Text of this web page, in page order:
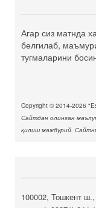
Агар сиз матнда
белгилаб,
тугмаларини
Copyright © 2014-2026
Сайтдан олинган
қилиш мажбурий.
100002, Тошкент